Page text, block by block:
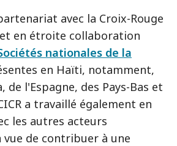
avec la Croix-Rouge
et en étroite collaboration
nationales de la
en Haïti, notamment,
de l'Espagne, des Pays-Bas et
a travaillé également en
les autres acteurs
de contribuer à une